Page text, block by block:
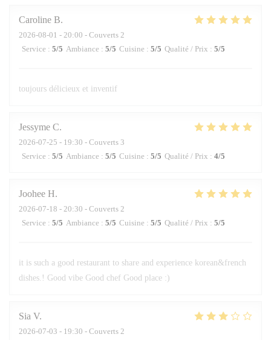
Caroline B
2026-08-01 - 20:00 - Couverts 2
Service : 5/5 Ambiance : 5/5 Cuisine : 5/5 Qualité / Prix : 5/5
toujours délicieux et inventif
Jessyme C
2026-07-25 - 19:30 - Couverts 3
Service : 5/5 Ambiance : 5/5 Cuisine : 5/5 Qualité / Prix : 4/5
Joohee H
2026-07-18 - 20:30 - Couverts 2
Service : 5/5 Ambiance : 5/5 Cuisine : 5/5 Qualité / Prix : 5/5
it is such a good restaurant to share and experience korean&french
dishes.! Good vibe Good chef Good place :)
Sia V
2026-07-03 - 19:30 - Couverts 2